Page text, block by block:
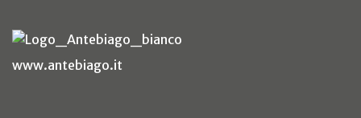
www.antebiago.it